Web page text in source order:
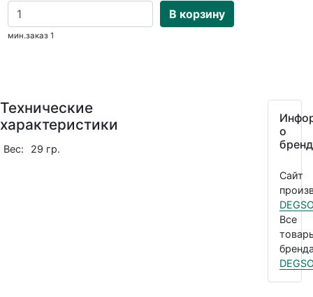
В корзину
мин.заказ 1
Технические
характеристики
Вес: 29 гр.
о
Сайт
Все